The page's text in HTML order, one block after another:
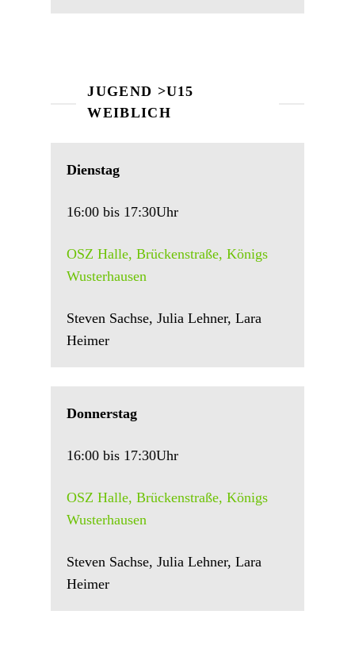
JUGEND >U15
WEIBLICH
Dienstag
16:00 bis 17:30Uhr
OSZ Halle, Brückenstraße, Königs
Wusterhausen
Steven Sachse, Julia Lehner, Lara
Heimer
Donnerstag
16:00 bis 17:30Uhr
OSZ Halle, Brückenstraße, Königs
Wusterhausen
Steven Sachse, Julia Lehner, Lara
Heimer